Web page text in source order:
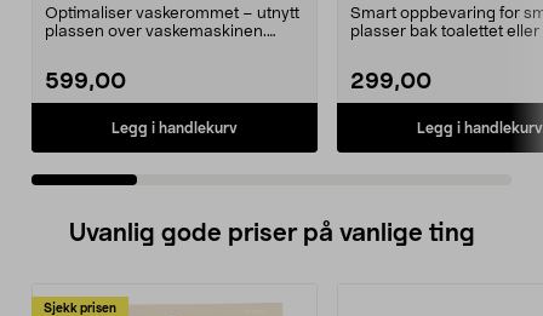
cm
Optimaliser vaskerommet – utnytt
plassen over vaskemaskinen.
599,00
Legg i handlekurv
Smart oppbevaring for
plasser bak toalettet eller
299,00
Legg i handlekurv
Uvanlig gode priser på vanlige ting
Sjekk prisen